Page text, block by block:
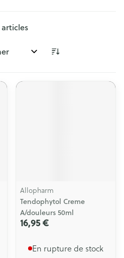
articles
Allopharm
Tendophytol Creme
A/douleurs 50ml
16,95 €
En rupture de stock